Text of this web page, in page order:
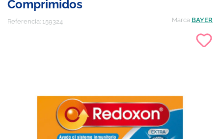
Comprimidos
Referencia: 159324 Marca BAYER